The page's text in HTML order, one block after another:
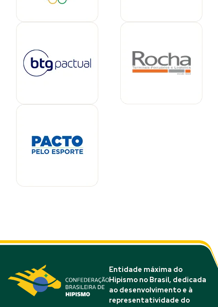
Entidade máxima do
Hipismo no Brasil, dedicada
ao desenvolvimento e à
representatividade do